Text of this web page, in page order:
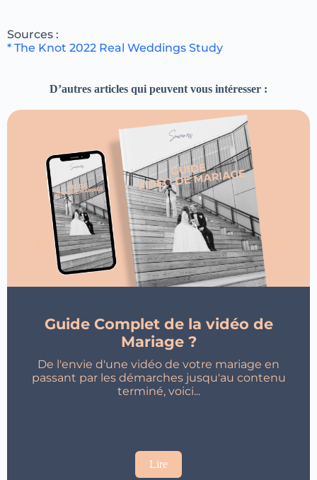
Sources :
* The Knot 2022 Real Weddings Study
D’autres articles qui peuvent vous intéresser :
Guide Complet de la vidéo de
Mariage ?​
De l'envie d'une vidéo de votre mariage en
passant par les démarches jusqu'au contenu
terminé, voici...
Lire